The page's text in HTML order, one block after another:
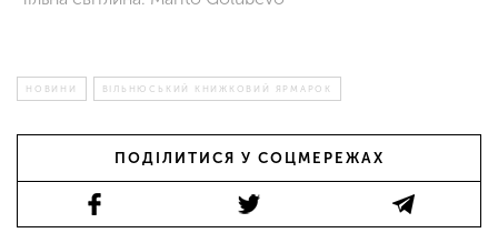
НОВИНИ ВІЛЬНЮСЬКИЙ КНИЖКОВИЙ ЯРМАРОК
ПОДІЛИТИСЯ У СОЦМЕРЕЖАХ